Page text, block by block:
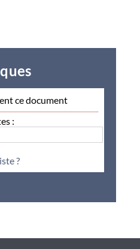
ce document
:
?